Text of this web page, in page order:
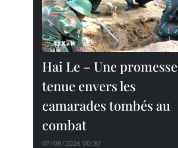
Hai Le – Une promesse
tenue envers les
camarades tombés au
combat
07/08/2026 00:30